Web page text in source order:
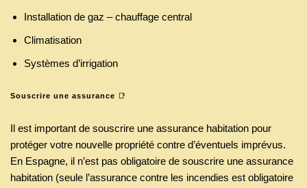
Installation de gaz – chauffage central
Climatisation
Systèmes d’irrigation
Souscrire une assurance 📑
Il est important de souscrire une assurance habitation pour
protéger votre nouvelle propriété contre d’éventuels imprévus.
En Espagne, il n’est pas obligatoire de souscrire une assurance
habitation (seule l’assurance contre les incendies est obligatoire